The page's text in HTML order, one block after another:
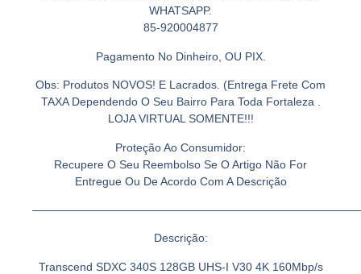
WHATSAPP.
85-920004877
Pagamento No Dinheiro, OU PIX.
Obs: Produtos NOVOS! E Lacrados. (Entrega Frete Com
TAXA Dependendo O Seu Bairro Para Toda Fortaleza .
LOJA VIRTUAL SOMENTE!!!
Proteção Ao Consumidor:
Recupere O Seu Reembolso Se O Artigo Não For
Entregue Ou De Acordo Com A Descrição
Descrição:
Transcend SDXC 340S 128GB UHS-I V30 4K 160Mbp/s